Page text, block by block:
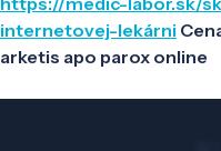
internetovej-lekárni
arketis apo parox online